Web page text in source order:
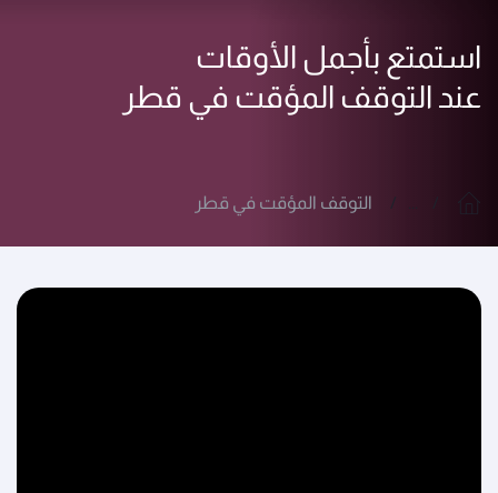
استمتع بأجمل الأوقات
عند التوقف المؤقت في قطر
التوقف المؤقت في قطر